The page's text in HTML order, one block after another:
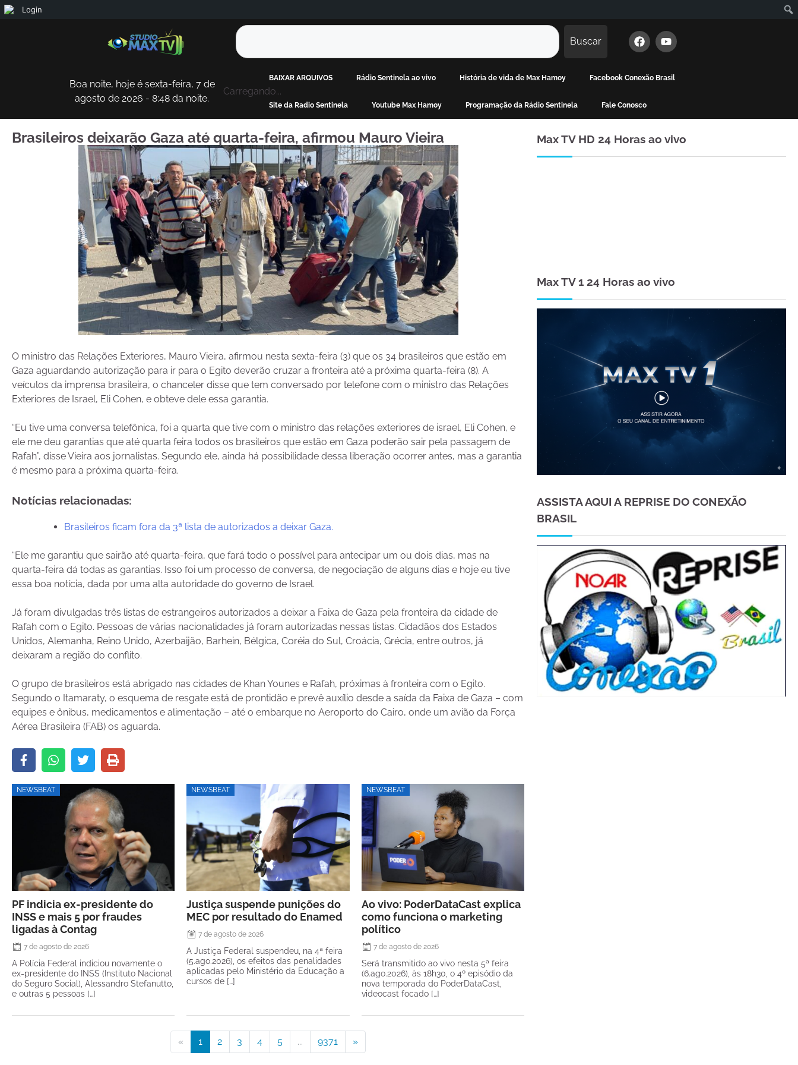
Buscar
Boa noite, hoje é sexta-feira, 7 de
agosto de 2026 - 8:48 da noite.
Carregando...
BAIXAR ARQUIVOS Rádio Sentinela ao vivo História de vida de Max Hamoy Facebook Conexão Brasil
Site da Radio Sentinela Youtube Max Hamoy Programação da Rádio Sentinela Fale Conosco
Brasileiros deixarão Gaza até quarta-feira, afirmou Mauro Vieira
O ministro das Relações Exteriores, Mauro Vieira, afirmou nesta sexta-feira (3) que os 34 brasileiros que estão em
Gaza aguardando autorização para ir para o Egito deverão cruzar a fronteira até a próxima quarta-feira (8). A
veículos da imprensa brasileira, o chanceler disse que tem conversado por telefone com o ministro das Relações
Exteriores de Israel, Eli Cohen, e obteve dele essa garantia.
“Eu tive uma conversa telefônica, foi a quarta que tive com o ministro das relações exteriores de israel, Eli Cohen, e
ele me deu garantias que até quarta feira todos os brasileiros que estão em Gaza poderão sair pela passagem de
Rafah”, disse Vieira aos jornalistas. Segundo ele, ainda há possibilidade dessa liberação ocorrer antes, mas a garantia
é mesmo para a próxima quarta-feira.
Notícias relacionadas:
Brasileiros ficam fora da 3ª lista de autorizados a deixar Gaza.
“Ele me garantiu que sairão até quarta-feira, que fará todo o possível para antecipar um ou dois dias, mas na
quarta-feira dá todas as garantias. Isso foi um processo de conversa, de negociação de alguns dias e hoje eu tive
essa boa notícia, dada por uma alta autoridade do governo de Israel.
Já foram divulgadas três listas de estrangeiros autorizados a deixar a Faixa de Gaza pela fronteira da cidade de
Rafah com o Egito. Pessoas de várias nacionalidades já foram autorizadas nessas listas. Cidadãos dos Estados
Unidos, Alemanha, Reino Unido, Azerbaijão, Barhein, Bélgica, Coréia do Sul, Croácia, Grécia, entre outros, já
deixaram a região do conflito.
O grupo de brasileiros está abrigado nas cidades de Khan Younes e Rafah, próximas à fronteira com o Egito.
Segundo o Itamaraty, o esquema de resgate está de prontidão e prevê auxílio desde a saída da Faixa de Gaza – com
equipes e ônibus, medicamentos e alimentação – até o embarque no Aeroporto do Cairo, onde um avião da Força
Aérea Brasileira (FAB) os aguarda.
NEWSBEAT
PF indicia ex-presidente do
INSS e mais 5 por fraudes
ligadas à Contag
7 de agosto de 2026
A Polícia Federal indiciou novamente o
ex-presidente do INSS (Instituto Nacional
do Seguro Social), Alessandro Stefanutto,
e outras 5 pessoas […]
NEWSBEAT
Justiça suspende punições do
MEC por resultado do Enamed
7 de agosto de 2026
A Justiça Federal suspendeu, na 4ª feira
(5.ago.2026), os efeitos das penalidades
aplicadas pelo Ministério da Educação a
cursos de […]
NEWSBEAT
Ao vivo: PoderDataCast explica
como funciona o marketing
político
7 de agosto de 2026
Será transmitido ao vivo nesta 5ª feira
(6.ago.2026), às 18h30, o 4º episódio da
nova temporada do PoderDataCast,
videocast focado […]
« 1 2 3 4 5 ... 9371 »
Max TV HD 24 Horas ao vivo
Max TV 1 24 Horas ao vivo
ASSISTA AQUI A REPRISE DO CONEXÃO
BRASIL
Login